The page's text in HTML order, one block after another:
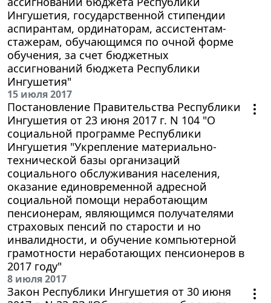
Ингушетия, государственной стипендии
аспирантам, ординаторам, ассистентам-
стажерам, обучающимся по очной форме
обучения, за счет бюджетных
ассигнований бюджета Республики
Ингушетия"
15 июля 2017
Постановление Правительства Республики
Ингушетия от 23 июня 2017 г. N 104 "О
социальной программе Республики
Ингушетия "Укрепление материально-
технической базы организаций
социального обслуживания населения,
оказание единовременной адресной
социальной помощи неработающим
пенсионерам, являющимся получателями
страховых пенсий по старости и но
инвалидности, и обучение компьютерной
грамотности неработающих пенсионеров в
2017 году"
8 июля 2017
Закон Республики Ингушетия от 30 июня